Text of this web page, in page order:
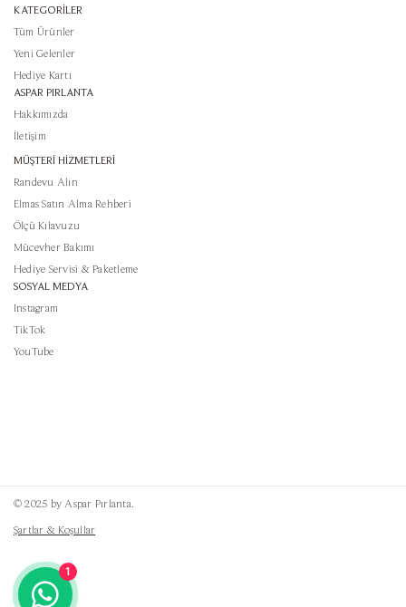
KATEGORİLER
Tüm Ürünler
Yeni Gelenler
Hediye Kartı
ASPAR PIRLANTA
Hakkımızda
İletişim
MÜŞTERİ HİZMETLERİ
Randevu Alın
Elmas Satın Alma Rehberi
Ölçü Kılavuzu
Mücevher Bakımı
Hediye Servisi & Paketleme
SOSYAL MEDYA
Instagram
TikTok
YouTube
© 2025 by Aspar Pırlanta.
Şartlar & Koşullar
1